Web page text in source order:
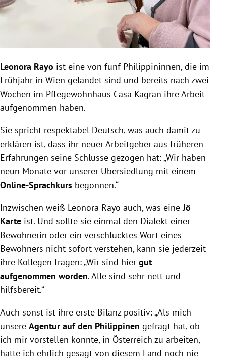
Leonora Rayo ist eine von fünf Philippininnen, die im
Frühjahr in Wien gelandet sind und bereits nach zwei
Wochen im Pflegewohnhaus Casa Kagran ihre Arbeit
aufgenommen haben.
Sie spricht respektabel Deutsch, was auch damit zu
erklären ist, dass ihr neuer Arbeitgeber aus früheren
Erfahrungen seine Schlüsse gezogen hat: „Wir haben
neun Monate vor unserer Übersiedlung mit einem
Online-Sprachkurs begonnen.“
Inzwischen weiß Leonora Rayo auch, was eineJö
Karte ist. Und sollte sie einmal den Dialekt einer
Bewohnerin oder ein verschlucktes Wort eines
Bewohners nicht sofort verstehen, kann sie jederzeit
ihre Kollegen fragen: „Wir sind hier gut
aufgenommen worden. Alle sind sehr nett und
hilfsbereit.“
Auch sonst ist ihre erste Bilanz positiv: „Als mich
unsere Agentur auf den Philippinen gefragt hat, ob
ich mir vorstellen könnte, in Österreich zu arbeiten,
hatte ich ehrlich gesagt von diesem Land noch nie